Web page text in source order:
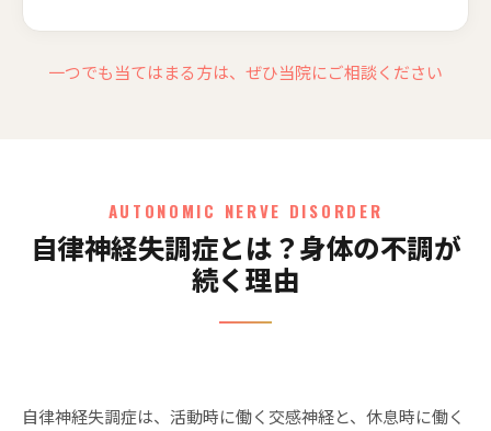
一つでも当てはまる方は、ぜひ当院にご相談ください
AUTONOMIC NERVE DISORDER
自律神経失調症とは？身体の不調が
続く理由
自律神経失調症は、活動時に働く交感神経と、休息時に働く